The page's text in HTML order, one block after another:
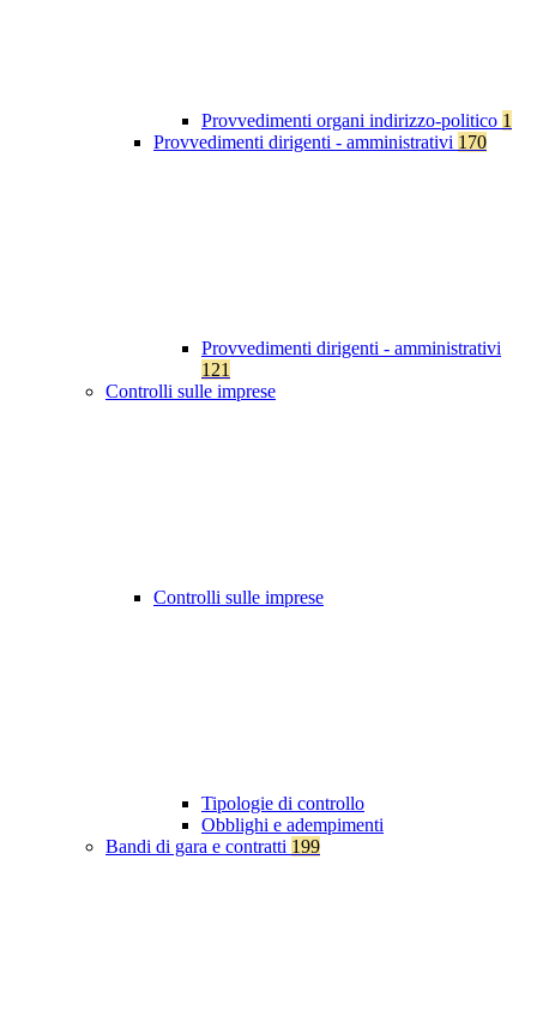
Provvedimenti organi indirizzo-politico 1
Provvedimenti dirigenti - amministrativi 170
Provvedimenti dirigenti - amministrativi
121
Controlli sulle imprese
Controlli sulle imprese
Tipologie di controllo
Obblighi e adempimenti
Bandi di gara e contratti 199